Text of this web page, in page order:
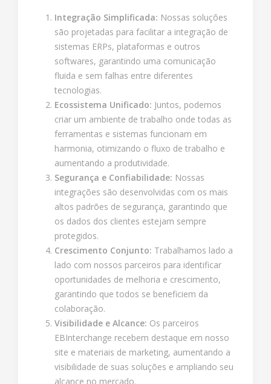
Integração Simplificada: Nossas soluções
são projetadas para facilitar a integração de
sistemas ERPs, plataformas e outros
softwares, garantindo uma comunicação
fluida e sem falhas entre diferentes
tecnologias.
Ecossistema Unificado: Juntos, podemos
criar um ambiente de trabalho onde todas as
ferramentas e sistemas funcionam em
harmonia, otimizando o fluxo de trabalho e
aumentando a produtividade.
Segurança e Confiabilidade: Nossas
integrações são desenvolvidas com os mais
altos padrões de segurança, garantindo que
os dados dos clientes estejam sempre
protegidos.
Crescimento Conjunto: Trabalhamos lado a
lado com nossos parceiros para identificar
oportunidades de melhoria e crescimento,
garantindo que todos se beneficiem da
colaboração.
Visibilidade e Alcance: Os parceiros
EBInterchange recebem destaque em nosso
site e materiais de marketing, aumentando a
visibilidade de suas soluções e ampliando seu
alcance no mercado.